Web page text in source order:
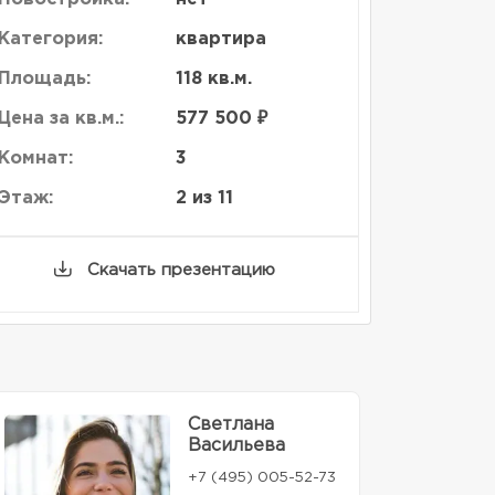
квартира
118 кв.м.
за кв.м.: 577 500 ₽
3
2 из 11
Скачать презентацию
Светлана
Васильева
+7 (495) 005-52-73